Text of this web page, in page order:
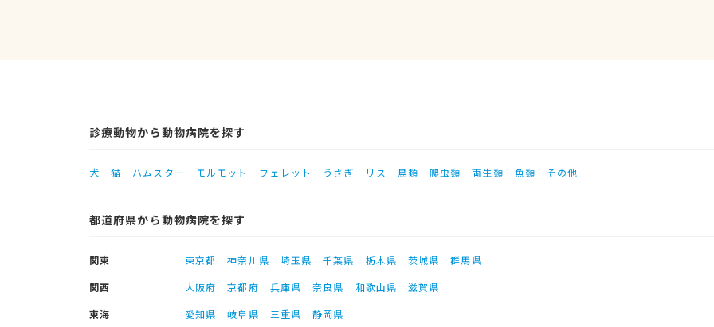
診療動物から動物病院を探す
犬 猫 ハムスター モルモット フェレット うさぎ リス 鳥類 爬虫類 両生類 魚類 その他
都道府県から動物病院を探す
関東 東京都 神奈川県 埼玉県 千葉県 栃木県 茨城県
群馬県
関西
大阪府 京都府 兵庫県 奈良県 和歌山県
滋賀県
東海
愛知県 岐阜県 三重県
静岡県